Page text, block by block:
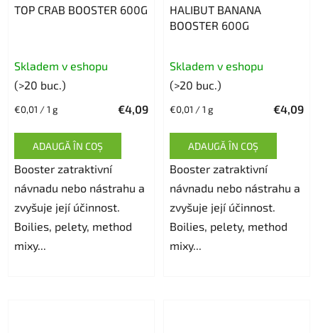
TOP CRAB BOOSTER 600G
medie
produsului
este
5,0
din
5
stele.
Skladem v eshopu
(>20 buc.)
€4,09
Evaluare
€0,01 / 1 g
ADAUGĂ ÎN COŞ
Booster zatraktivní
návnadu nebo nástrahu a
zvyšuje její účinnost.
Boilies, pelety, method
mixy...
HALIBUT BANANA
BOOSTER 600G
medie
produsului
este
5,0
din
5
stele.
Skladem v eshopu
(>20 buc.)
€4,09
Evaluare
€0,01 / 1 g
ADAUGĂ ÎN COŞ
Booster zatraktivní
návnadu nebo nástrahu a
zvyšuje její účinnost.
Boilies, pelety, method
mixy...